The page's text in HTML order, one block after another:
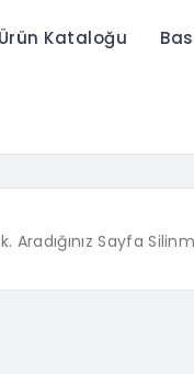
Kataloğu
Aradığınız Sayfa